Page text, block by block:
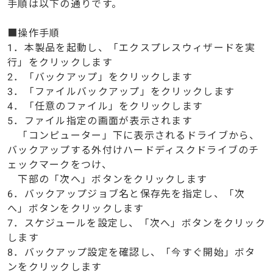
■操作手順
1．本製品を起動し、「エクスプレスウィザードを実
行」をクリックします
2．「バックアップ」をクリックします
3．「ファイルバックアップ」をクリックします
4．「任意のファイル」をクリックします
5．ファイル指定の画面が表示されます
「コンピューター」下に表示されるドライブから、
バックアップする外付けハードディスクドライブのチ
ェックマークをつけ、
下部の「次へ」ボタンをクリックします
6．バックアップジョブ名と保存先を指定し、「次
へ」ボタンをクリックします
7．スケジュールを設定し、「次へ」ボタンをクリック
します
8．バックアップ設定を確認し、「今すぐ開始」ボタ
ンをクリックします